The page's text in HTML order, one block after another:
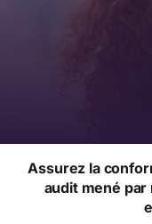
Assurez la
audit mené par